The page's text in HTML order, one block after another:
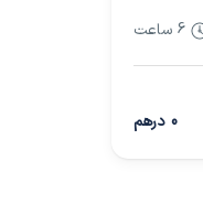
0 درهم
6 ساعت